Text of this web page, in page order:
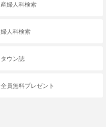
産婦人科検索
婦人科検索
タウン誌
全員無料プレゼント